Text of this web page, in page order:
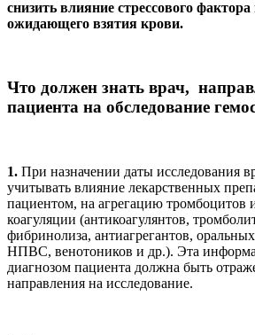
снизить влияние стрессового
ожидающего взятия крови.
Что должен знать врач,
пациента на обследование
1. При назначении даты исследования
учитывать влияние лекарственных
пациентом, на агрегацию тромбоцитов
коагуляции (антикоагулянтов,
фибринолиза, антиагрегантов,
НПВС, венотоников и др.). Эта
диагнозом пациента должна быть
направления на исследование.